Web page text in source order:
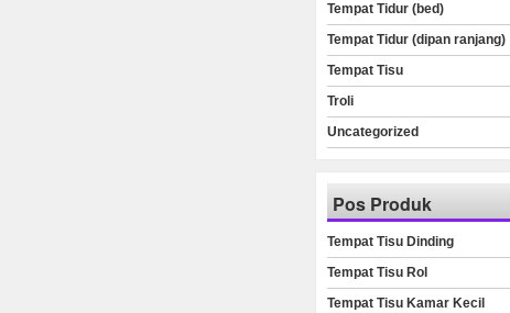
Tempat Tidur (bed)
Tempat Tidur (dipan ranjang)
Tempat Tisu
Troli
Uncategorized
Pos Produk
Tempat Tisu Dinding
Tempat Tisu Rol
Tempat Tisu Kamar Kecil